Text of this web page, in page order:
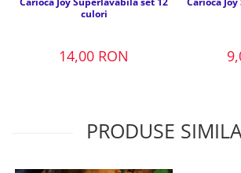
culori
14,00 RON
PRODUSE